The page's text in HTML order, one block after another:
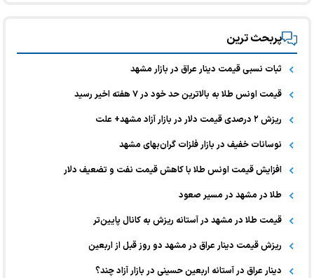
پربحث ترین
ثبات نسبی قیمت دینار عراق در بازار مشهد
قیمت اونس طلا به بالاترین حد خود در ۷ هفته اخیر رسید
ریزش ۲ درصدی قیمت دلار در بازار آزاد مشهد+ علت
نوسانات خفیف در بازار فلزات گران‌بهای مشهد
افزایش قیمت اونس طلا با کاهش قیمت نفت و تضعیف دلار
طلا در مشهد در مسیر صعود
قیمت طلا در مشهد در آستانه ریزش به کانال پایین‌تر
ریزش قیمت دینار عراق در مشهد دو روز قبل از اربعین
دینار عراق در آستانه اربعین حسینی در بازار آزاد چند؟